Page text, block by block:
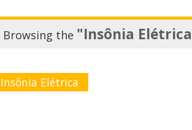
Browsing the "Insônia
Insônia Elétrica